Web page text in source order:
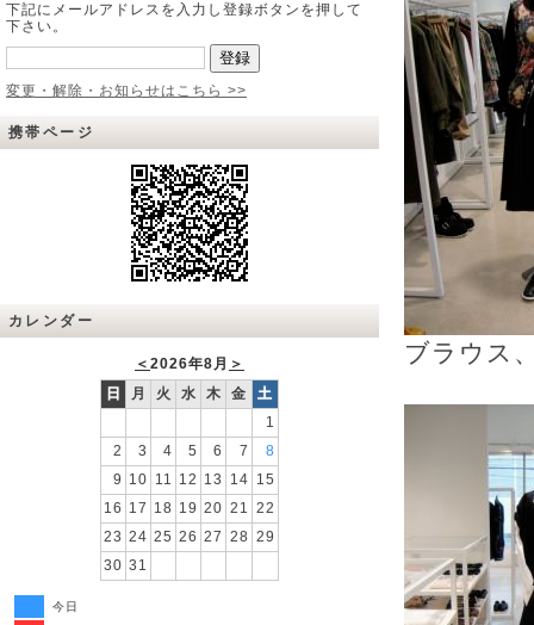
下記にメールアドレスを入力し登録ボタンを押して
下さい。
変更・解除・お知らせはこちら >>
携帯ページ
カレンダー
＜ 2026年8月 ＞
日
月 火 水 木 金
土
1
2
3 4 5 6 7
8
9 10 11 12 13 14 15
16 17 18 19 20 21 22
23 24 25 26 27 28 29
30 31
今日
ブラウス